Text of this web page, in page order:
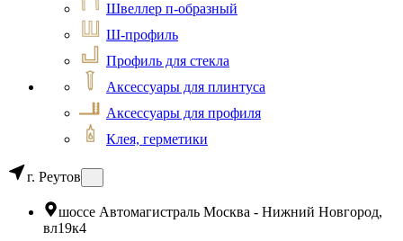
Швеллер п-образный
Ш-профиль
Профиль для стекла
Аксессуары для плинтуса
Аксессуары для профиля
Клея, герметики
г. Реутов
шоссе Автомагистраль Москва - Нижний Новгород,
вл19к4